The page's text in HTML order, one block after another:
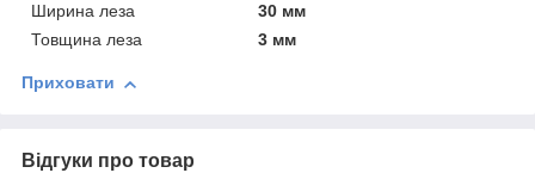
Ширина леза
30 мм
Товщина леза
3 мм
Приховати
Відгуки про товар